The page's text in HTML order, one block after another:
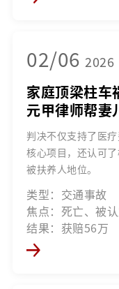
02/06 2026
家庭顶梁柱车
元甲律师帮妻
判决不仅支持了医
核心项目，还认可
被扶养人地位。
类型：交通事故
焦点：死亡、被
结果：获赔56万